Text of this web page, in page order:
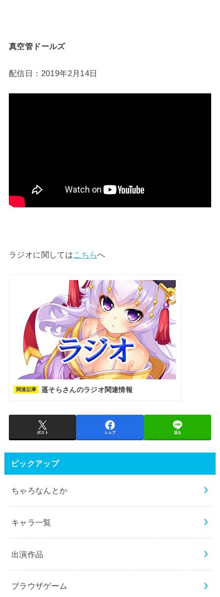
真空管ドールズ
配信日：2019年2月14日
ラジオに関してはこちらへ
関連記事 遥そらさんのラジオ関連情報
ポスト シェア 送る
ピックアップ
ちゃろなんとか
キャラ一覧
出演作品
ブラウザゲーム